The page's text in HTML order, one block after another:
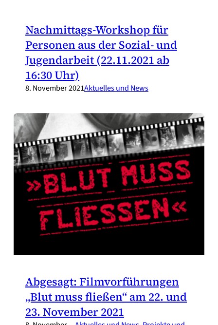
Nachmittags-Workshop für
Personen aus der Sozial- und
Jugendarbeit (22.11.2021 ab
16:30 Uhr)
8. November 2021Aktuelles und News
Abgesagt: Filmvorführungen
„Blut muss fließen“ am 22. und
23. November 2021